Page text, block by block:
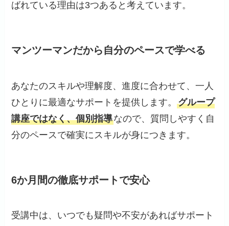
ばれている理由は3つあると考えています。
マンツーマンだから自分のペースで学べる
あなたのスキルや理解度、進度に合わせて、一人
ひとりに最適なサポートを提供します。グループ
講座ではなく、個別指導なので、質問しやすく自
分のペースで確実にスキルが身につきます。
6か月間の徹底サポートで安心
受講中は、いつでも疑問や不安があればサポート